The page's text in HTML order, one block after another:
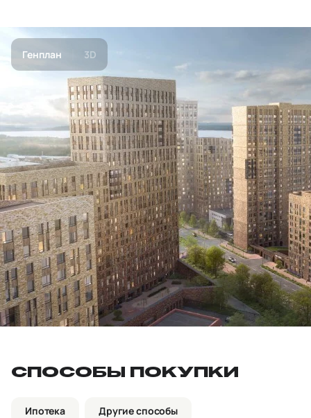
Генплан 3D
СПОСОБЫ ПОКУПКИ
Ипотека Другие способы